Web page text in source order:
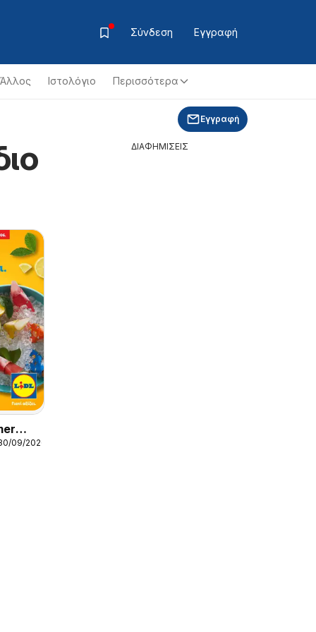
Σύνδεση Εγγραφή
Άλλος Ιστολόγιο Περισσότερα
Εγγραφή
09/2026
ΔΙΑΦΗΜΙΣΕΙΣ